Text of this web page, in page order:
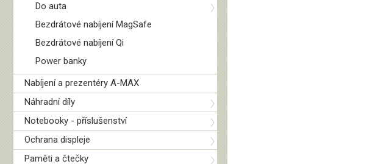
Do auta
Bezdrátové nabíjení MagSafe
Bezdrátové nabíjení Qi
Power banky
Nabíjení a prezentéry A-MAX
Náhradní díly
Notebooky - příslušenství
Ochrana displeje
Paměti a čtečky